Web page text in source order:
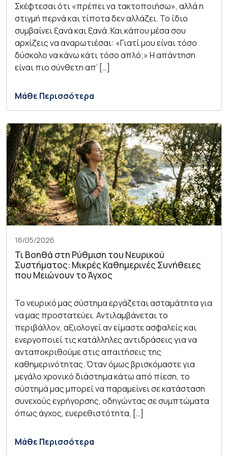
Σκέφτεσαι ότι «πρέπει να τακτοποιήσω», αλλά η
στιγμή περνά και τίποτα δεν αλλάζει. Το ίδιο
συμβαίνει ξανά και ξανά. Και κάπου μέσα σου
αρχίζεις να αναρωτιέσαι: «Γιατί μου είναι τόσο
δύσκολο να κάνω κάτι τόσο απλό;» Η απάντηση
είναι πιο σύνθετη απ’ […]
Μάθε Περισσότερα
16/05/2026
Τι Βοηθά στη Ρύθμιση του Νευρικού
Συστήματος: Μικρές Καθημερινές Συνήθειες
που Μειώνουν το Άγχος
Το νευρικό μας σύστημα εργάζεται ασταμάτητα για
να μας προστατεύει. Αντιλαμβάνεται το
περιβάλλον, αξιολογεί αν είμαστε ασφαλείς και
ενεργοποιεί τις κατάλληλες αντιδράσεις για να
ανταποκριθούμε στις απαιτήσεις της
καθημερινότητας. Όταν όμως βρισκόμαστε για
μεγάλο χρονικό διάστημα κάτω από πίεση, το
σύστημά μας μπορεί να παραμείνει σε κατάσταση
συνεχούς εγρήγορσης, οδηγώντας σε συμπτώματα
όπως άγχος, ευερεθιστότητα, […]
Μάθε Περισσότερα